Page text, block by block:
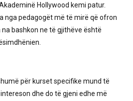
Hollywood kemi patur.
nga pedagogët më të mirë që ofron
bashkon ne të gjithëve është
për kurset specifike mund të
dhe do të gjeni edhe më